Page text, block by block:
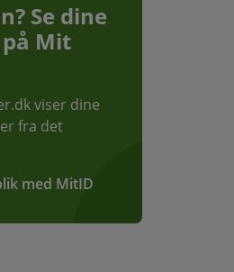
Se dine
Mit
viser dine
fra det
med MitID